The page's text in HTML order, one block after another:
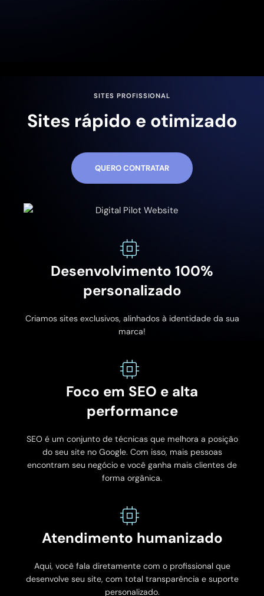
SITES PROFISSIONAL
Sites rápido e otimizado
QUERO CONTRATAR
Desenvolvimento 100%
personalizado
Criamos sites exclusivos, alinhados à identidade da sua
marca!
Foco em SEO e alta
performance
SEO é um conjunto de técnicas que melhora a posição
do seu site no Google. Com isso, mais pessoas
encontram seu negócio e você ganha mais clientes de
forma orgânica.
Atendimento humanizado
Aqui, você fala diretamente com o profissional que
desenvolve seu site, com total transparência e suporte
personalizado.